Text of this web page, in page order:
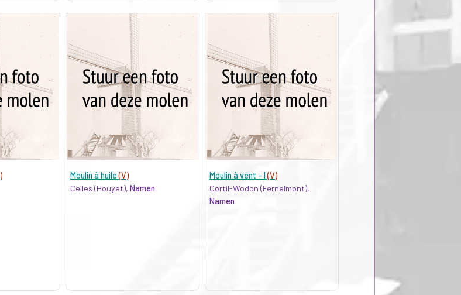
Moulin à huile(V)
Celles (Houyet), Namen
Moulin à vent - I(V)
Cortil-Wodon (Fernelmont),
Namen